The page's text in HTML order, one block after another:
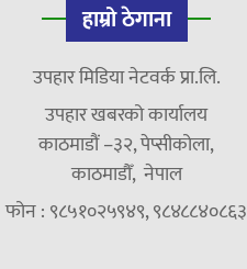
हाम्रो ठेगाना
उपहार मिडिया नेटवर्क प्रा.लि.
उपहार खबरको कार्यालय
काठमाडौं –३२, पेप्सीकोला,
काठमाडौँ, नेपाल
फोन : ९८५१०२५९४९, ९८४८८४०८६३